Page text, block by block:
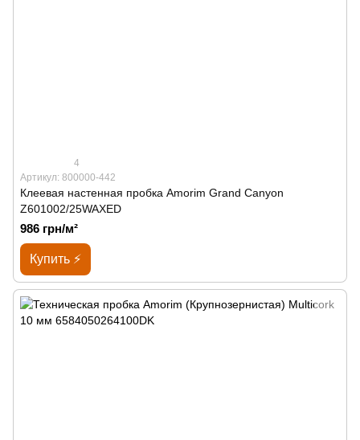
4
Артикул: 800000-442
Клеевая настенная пробка Amorim Grand Canyon
Z601002/25WAXED
986 грн/м²
Купить ⚡